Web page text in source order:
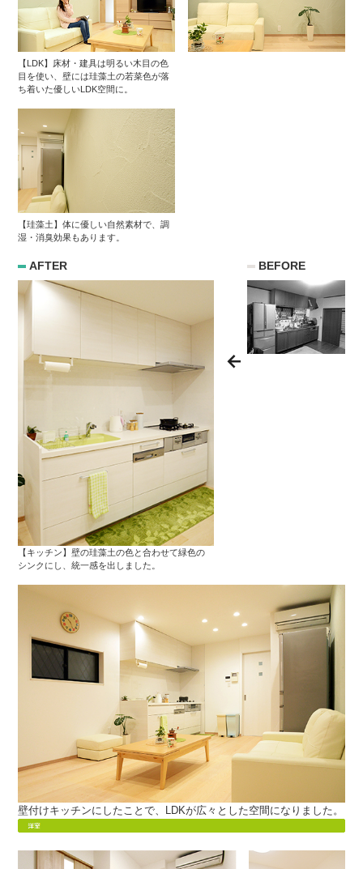
【LDK】床材・建具は明るい木目の色
目を使い、壁には珪藻土の若菜色が落
ち着いた優しいLDK空間に。
【珪藻土】体に優しい自然素材で、調
湿・消臭効果もあります。
BEFORE
AFTER
【キッチン】壁の珪藻土の色と合わせて緑色の
シンクにし、統一感を出しました。
壁付けキッチンにしたことで、LDKが広々とした空間になりました。